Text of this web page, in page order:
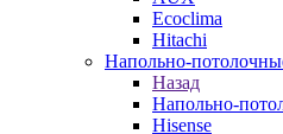
Ecoclima
Hitachi
Напольно-
Назад
Напольно-
Hisense